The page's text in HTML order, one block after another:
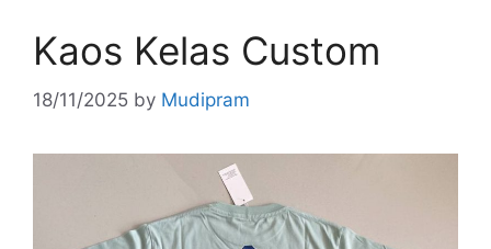
Kaos Kelas Custom
18/11/2025 by Mudipram